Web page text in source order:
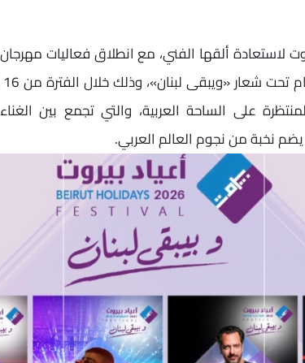
لاستعادة ألقها الفني، مع انطلاق فعاليات
على الساحة العربية، والتي تجمع بين
نخبة من نجوم العالم العربي.